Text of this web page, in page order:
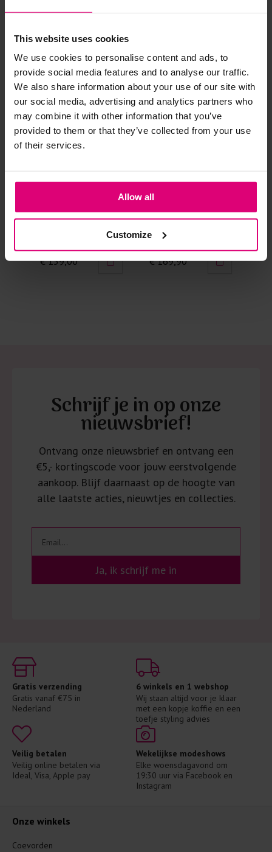
This website uses cookies
We use cookies to personalise content and ads, to
provide social media features and to analyse our traffic.
We also share information about your use of our site with
our social media, advertising and analytics partners who
may combine it with other information that you’ve
provided to them or that they’ve collected from your use
of their services.
Allow all
Customize
Kledingstukken met elastine zijn niet bestand tegen de hitte
van het strijkijzer en/of de droogtrommel. Ook in veel
spijkerbroeken is elastine (stretch) verwerkt en mogen dus
niet gestreken worden en/of in de droogtrommel.
Twijfels? Wij staan klaar voor advies op maat.
Pom Amsterdam
Jeans barrel studs
€ 159,00
Cambio
€ 169,90
€
Schrijf je in op onze
nieuwsbrief!
Ontvang onze nieuwsbrief en ontvang een
€5,- kortingscode voor jouw eerstvolgende
aankoop. Blijf daarnaast op de hoogte van
alle laatste acties, nieuwtjes en collecties.
Ja, ik schrijf me in
Gratis verzending
Gratis vanaf €75 in
Nederland
6 winkels en 1 webshop
Wij staan altijd voor je klaar
met een kopje koffie en een
toefje styling advies
Veilig betalen
Veilig online betalen via
Ideal, Visa, Apple pay
Wekelijkse modeshows
Elke woensdagavond om
19:30 uur via Facebook en
Instagram
Onze winkels
Coevorden